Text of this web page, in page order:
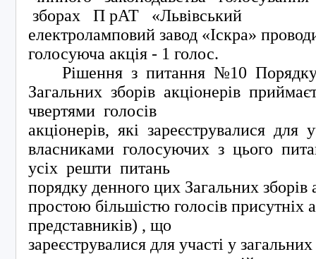
зборах П рАТ «Львівський
електроламповий завод «Іскра»
голосуюча акція - 1 голос.
Рішення з питання №10
Загальних зборів акціонерів
чвертями голосів
акціонерів, які зареєструвалися
власниками голосуючих з цього
усіх решти питань
порядку денного цих Загальних зборів
простою більшістю голосів присутніх
представників) , що
зареєструвалися для участі у